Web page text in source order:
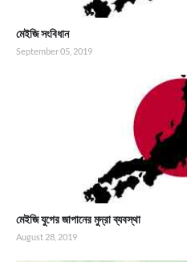
মেইজি সংবিধান
September 05, 2019
মেইজি যুগের জাপানের মুদ্রা ব্যবস্থা
August 28, 2019